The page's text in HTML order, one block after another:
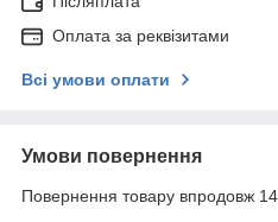
Оплата за реквізитами
Всі умови оплати
Умови повернення
Повернення товару впродовж